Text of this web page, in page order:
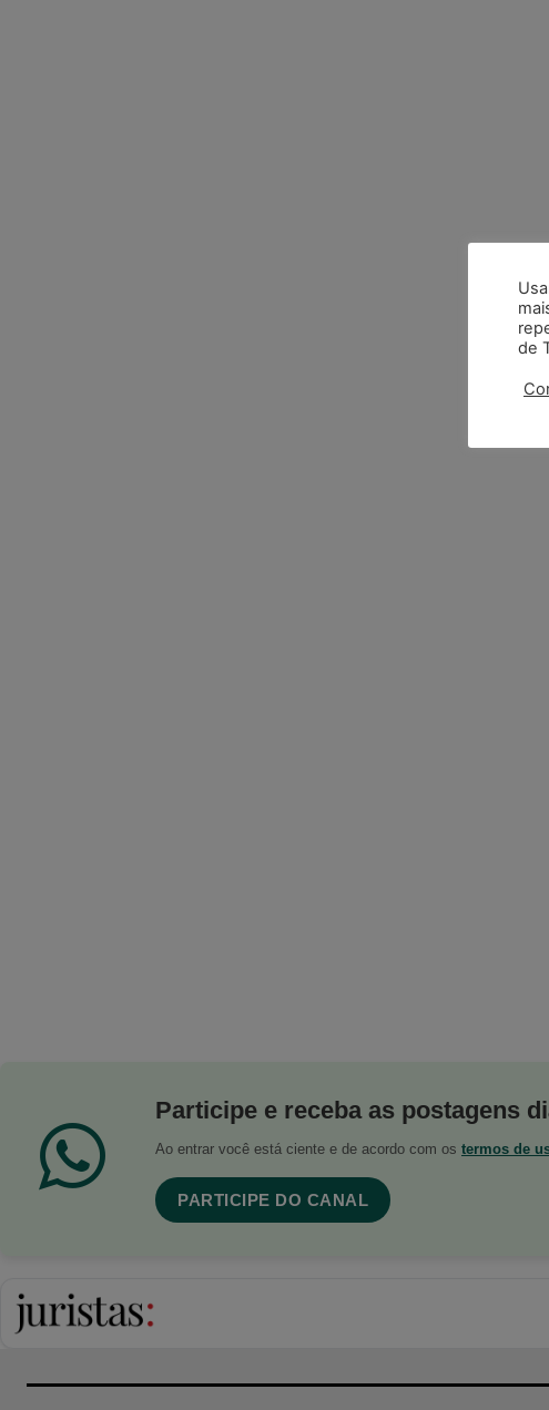
Participe e receba as postagens
Ao entrar você está ciente e de acordo com os termos de
PARTICIPE DO CANAL
de